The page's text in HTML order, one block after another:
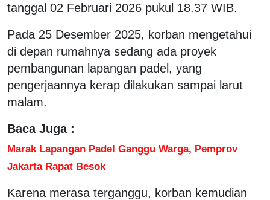
tanggal 02 Februari 2026 pukul 18.37 WIB.
Pada 25 Desember 2025, korban mengetahui
di depan rumahnya sedang ada proyek
pembangunan lapangan padel, yang
pengerjaannya kerap dilakukan sampai larut
malam.
Baca Juga :
Marak Lapangan Padel Ganggu Warga, Pemprov
Jakarta Rapat Besok
Karena merasa terganggu, korban kemudian